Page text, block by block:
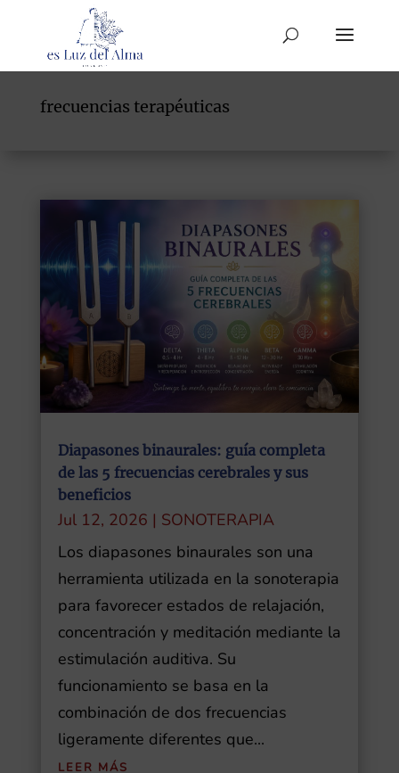
frecuencias terapéuticas
Diapasones binaurales: guía completa
de las 5 frecuencias cerebrales y sus
beneficios
Jul 12, 2026 | SONOTERAPIA
Los diapasones binaurales son una
herramienta utilizada en la sonoterapia
para favorecer estados de relajación,
concentración y meditación mediante la
estimulación auditiva. Su
funcionamiento se basa en la
combinación de dos frecuencias
ligeramente diferentes que...
LEER MÁS